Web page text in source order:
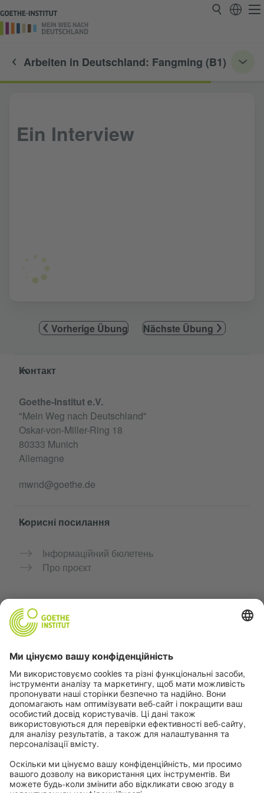
Arbeiten in Deutschland: Fangming (B1)
Ein Interview
Vorherige Übung Nächste Übung
Service- und Informationsbereich
Контакт
Goethe-Institut e.V.
"Mein Weg nach Deutschland"
Oskar-von-Miller-Ring 18
80333 Munich
Allemagne
mwnd@goethe.de
Корисні посилання
Інформаційний бюлетень
Про проєкт
Додаткові вебсайти
Community “Deutsch für dich”
Практикуйте німецьку безкоштовно
Курси німецької мови Goethe-Institut
Портал для вчителів «Deutschstunde»
Конфіденційність і доступність
Налаштування конфіденційності
Доступність